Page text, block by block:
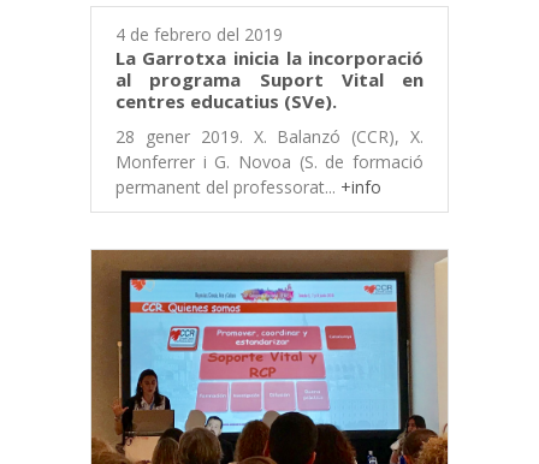
4 de febrero del 2019
La Garrotxa inicia la incorporació
al programa Suport Vital en
centres educatius (SVe).
28 gener 2019. X. Balanzó (CCR), X.
Monferrer i G. Novoa (S. de formació
permanent del professorat... +info